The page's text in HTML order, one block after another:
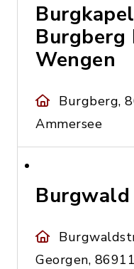
Burgberg
Wengen
Burgberg,
Ammersee
Georgen,